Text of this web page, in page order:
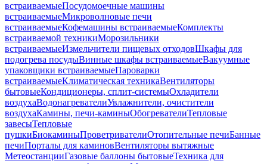
встраиваемыеПосудомоечные машины
встраиваемыеМикроволновые печи
встраиваемыеКофемашины встраиваемыеКомплекты
встраиваемой техникиМорозильники
встраиваемыеИзмельчители пищевых отходовШкафы для
подогрева посудыВинные шкафы встраиваемыеВакуумные
упаковщики встраиваемыеПароварки
встраиваемыеКлиматическая техникаВентиляторы
бытовыеКондиционеры, сплит-системыОхладители
воздухаВодонагревателиУвлажнители, очистители
воздухаКамины, печи-каминыОбогревателиТепловые
завесыТепловые
пушкиБиокаминыПроветривателиОтопительные печиБанные
печиПорталы для каминовВентиляторы вытяжные
МетеостанцииГазовые баллоны бытовыеТехника для